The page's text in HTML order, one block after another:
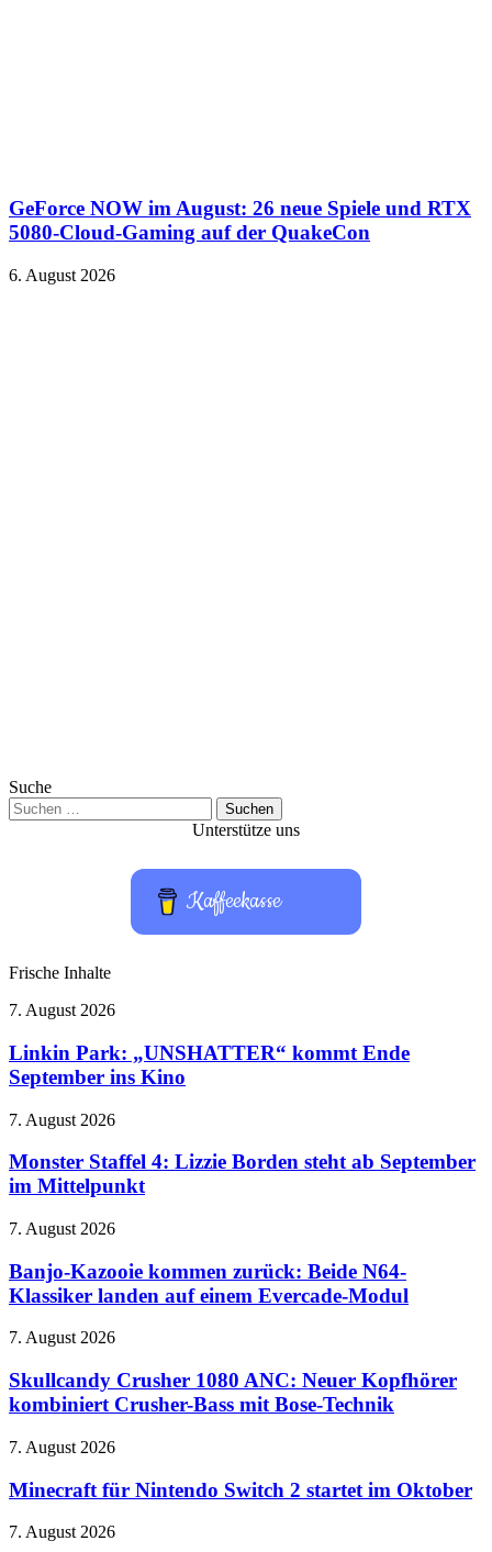
GeForce NOW im August: 26 neue Spiele und RTX
5080-Cloud-Gaming auf der QuakeCon
6. August 2026
Suche
Suchen
nach:
Unterstütze uns
Kaffeekasse
Frische Inhalte
Linkin
„UNSHATTER“
kommt
Ende
ins
7. August 2026
Linkin Park: „UNSHATTER“ kommt Ende
September ins Kino
Monster
4:
Lizzie
Borden
ab
im
Mittelpunkt
7. August 2026
Monster Staffel 4: Lizzie Borden steht ab September
im Mittelpunkt
Banjo-
kommen
zurück:
Beide
Klassiker
auf
einem
Modul
7. August 2026
Banjo-Kazooie kommen zurück: Beide N64-
Klassiker landen auf einem Evercade-Modul
Skullcandy
1080
ANC:
Neuer
kombiniert
Bass
Bose-
7. August 2026
Skullcandy Crusher 1080 ANC: Neuer Kopfhörer
kombiniert Crusher-Bass mit Bose-Technik
Minecraft
Nintendo
Switch
2
startet
7. August 2026
Minecraft für Nintendo Switch 2 startet im Oktober
Onimusha:
7. August 2026